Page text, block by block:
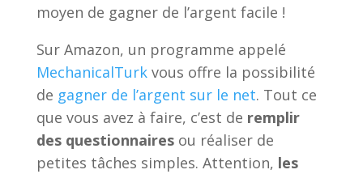
moyen de gagner de l’argent facile !
Sur Amazon, un programme appelé
MechanicalTurkvous offre la possibilité
de gagner de l’argent sur le net. Tout ce
que vous avez à faire, c’est de remplir
des questionnairesou réaliser de
petites tâches simples. Attention, les